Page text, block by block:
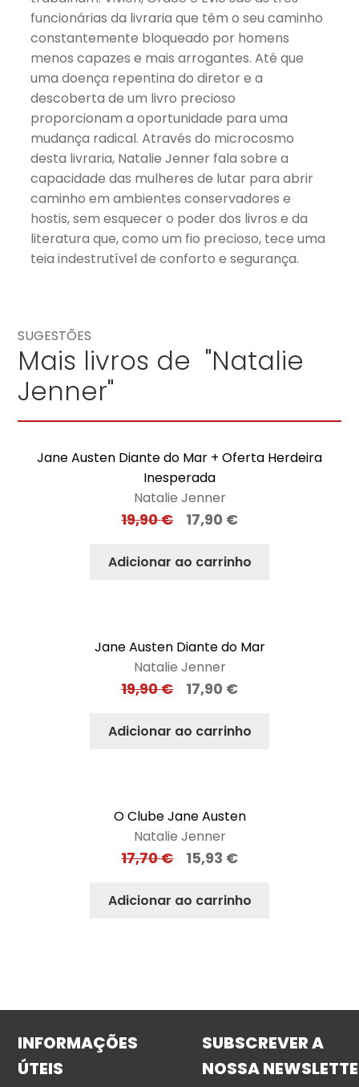
funcionárias da livraria que têm o seu caminho
constantemente bloqueado por homens
menos capazes e mais arrogantes. Até que
uma doença repentina do diretor e a
descoberta de um livro precioso
proporcionam a oportunidade para uma
mudança radical. Através do microcosmo
desta livraria, Natalie Jenner fala sobre a
capacidade das mulheres de lutar para abrir
caminho em ambientes conservadores e
hostis, sem esquecer o poder dos livros e da
literatura que, como um fio precioso, tece uma
teia indestrutível de conforto e segurança.
SUGESTÕES
Mais livros de "Natalie
Jenner"
Jane Austen Diante do Mar + Oferta Herdeira
Inesperada
Natalie Jenner
19,90€ 17,90 €
Adicionar ao carrinho
Jane Austen Diante do Mar
Natalie Jenner
19,90€ 17,90 €
Adicionar ao carrinho
O Clube Jane Austen
Natalie Jenner
17,70€ 15,93 €
Adicionar ao carrinho
INFORMAÇÕES
ÚTEIS
SUBSCREVER A
NOSSA